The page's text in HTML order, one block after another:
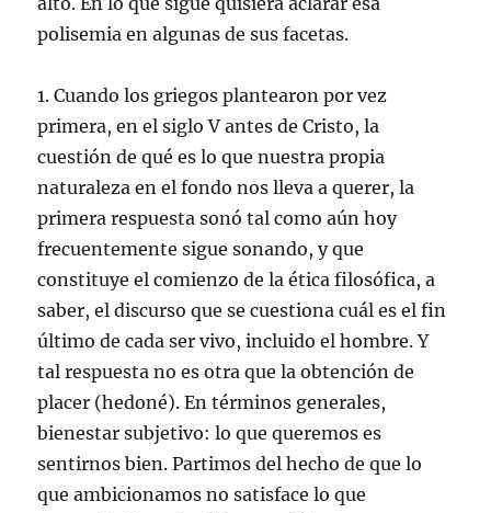
polisemia en algunas de sus facetas.
1. Cuando los griegos plantearon por vez
primera, en el siglo V antes de Cristo, la
cuestión de qué es lo que nuestra propia
naturaleza en el fondo nos lleva a querer, la
primera respuesta sonó tal como aún hoy
frecuentemente sigue sonando, y que
constituye el comienzo de la ética filosófica, a
saber, el discurso que se cuestiona cuál es el fin
último de cada ser vivo, incluido el hombre. Y
tal respuesta no es otra que la obtención de
placer (hedoné). En términos generales,
bienestar subjetivo: lo que queremos es
sentirnos bien. Partimos del hecho de que lo
que ambicionamos no satisface lo que